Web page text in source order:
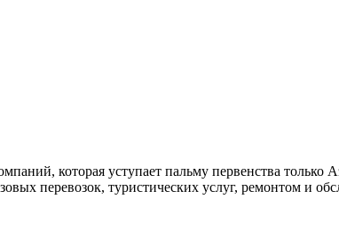
которая уступает пальму первенства только
перевозок, туристических услуг, ремонтом и